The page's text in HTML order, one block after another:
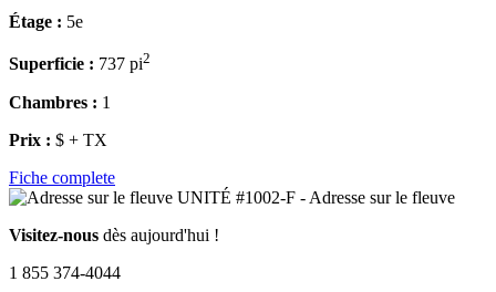
Étage : 5e
Superficie : 737 pi2
Chambres : 1
Prix : $ + TX
Fiche complete
Visitez-nous dès aujourd'hui !
1 855 374-4044